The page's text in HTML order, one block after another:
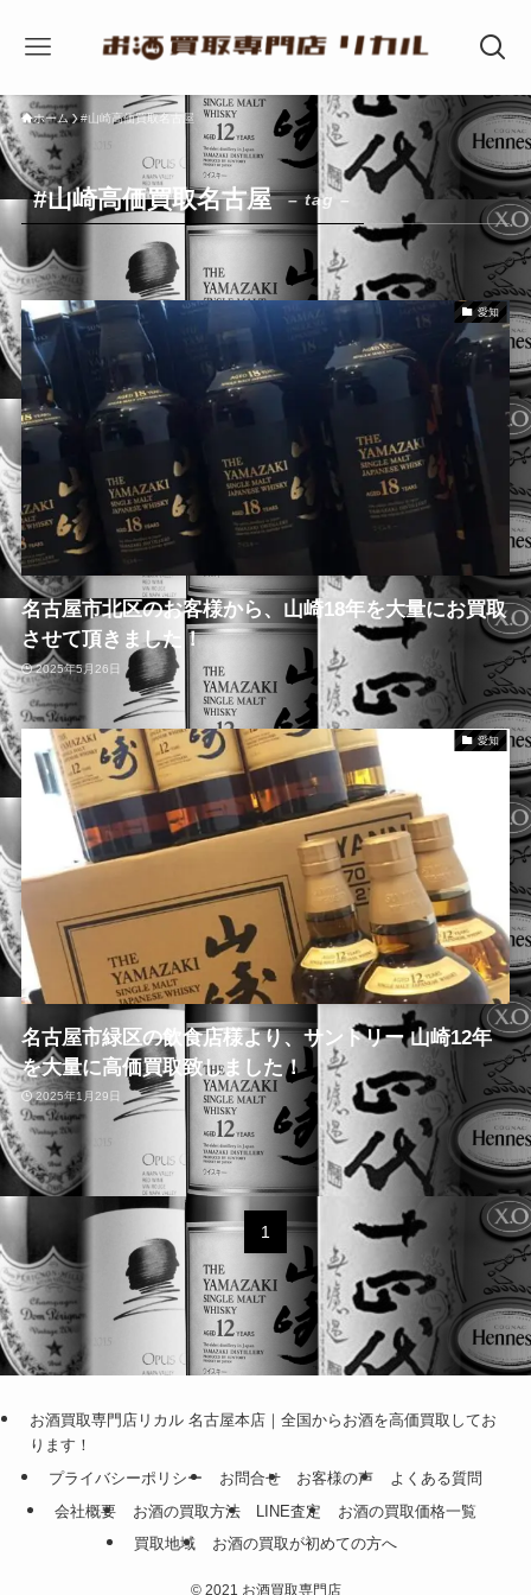
ホーム #山崎高価買取名古屋
#山崎高価買取名古屋 – tag –
愛知
名古屋市北区のお客様から、山崎18年を大量にお買取
させて頂きました！
2025年5月26日
愛知
名古屋市緑区の飲食店様より、サントリー 山崎12年
を大量に高価買取致しました！
2025年1月29日
1
お酒買取専門店リカル 名古屋本店｜全国からお酒を高価買取してお
ります！
プライバシーポリシー
お問合せ お客様の声
よくある質問
会社概要
お酒の買取方法 LINE査定
お酒の買取価格一覧
買取地域
お酒の買取が初めての方へ
©2021 お酒買取専門店